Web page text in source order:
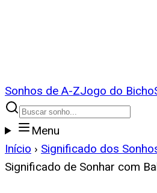
Sonhos de A-ZJogo do Bicho
Menu
Início › Significado dos
Significado de Sonhar com